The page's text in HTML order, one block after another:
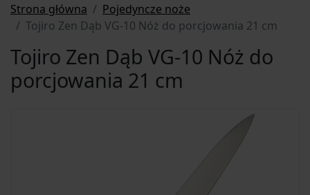
Strona główna
Pojedyncze noże
Tojiro Zen Dąb VG-10 Nóż do porcjowania 21 cm
Tojiro Zen Dąb VG-10 Nóż do
porcjowania 21 cm